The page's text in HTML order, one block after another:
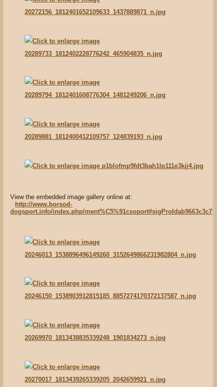
View the embedded image gallery online at:
http://www.borsod-
dogsport.info/index.php/ment%C5%91csoport#sigProIdab9663c3c7